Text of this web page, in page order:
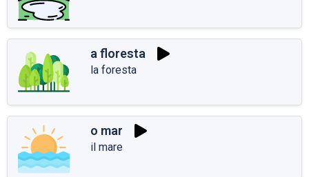
a floresta
la foresta
o mar
il mare